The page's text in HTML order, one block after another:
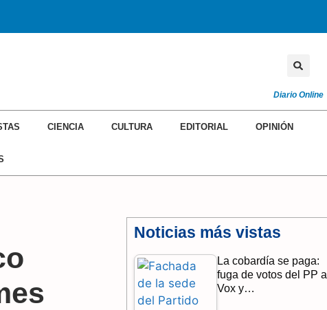
Diario Online
CIENCIA CULTURA EDITORIAL OPINIÓN
Noticias más vistas
La cobardía se paga:
fuga de votos del PP a
Vox y…